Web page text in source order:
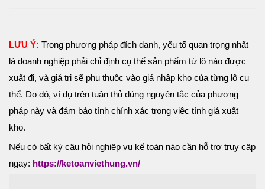
LƯU Ý: Trong phương pháp đích danh, yếu tố quan trọng nhất
là doanh nghiệp phải chỉ định cụ thể sản phẩm từ lô nào được
xuất đi, và giá trị sẽ phụ thuộc vào giá nhập kho của từng lô cụ
thể. Do đó, ví dụ trên tuân thủ đúng nguyên tắc của phương
pháp này và đảm bảo tính chính xác trong việc tính giá xuất
kho.
Nếu có bất kỳ câu hỏi nghiệp vụ kế toán nào cần hỗ trợ truy cập
ngay: https://ketoanviethung.vn/